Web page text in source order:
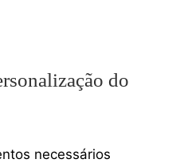
do
necessários